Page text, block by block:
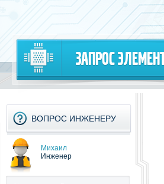
Запрос
ВОПРОС ИНЖЕНЕРУ
Михаил
Инженер